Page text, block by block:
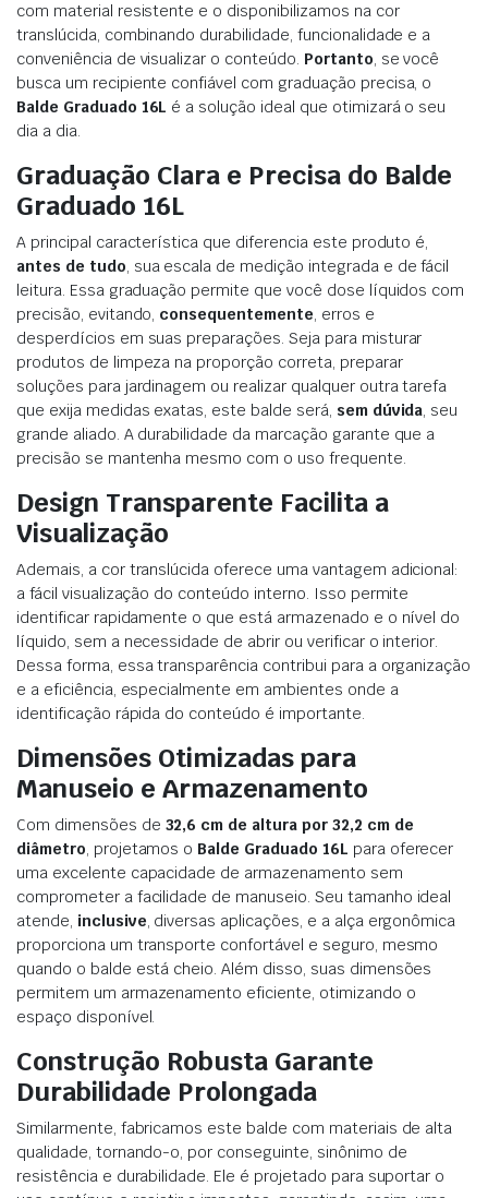
com material resistente e o disponibilizamos na cor
translúcida, combinando durabilidade, funcionalidade e a
conveniência de visualizar o conteúdo. Portanto, se você
busca um recipiente confiável com graduação precisa, o
Balde Graduado 16L é a solução ideal que otimizará o seu
dia a dia.
Graduação Clara e Precisa do Balde
Graduado 16L
A principal característica que diferencia este produto é,
antes de tudo, sua escala de medição integrada e de fácil
leitura. Essa graduação permite que você dose líquidos com
precisão, evitando, consequentemente, erros e
desperdícios em suas preparações. Seja para misturar
produtos de limpeza na proporção correta, preparar
soluções para jardinagem ou realizar qualquer outra tarefa
que exija medidas exatas, este balde será, sem dúvida, seu
grande aliado. A durabilidade da marcação garante que a
precisão se mantenha mesmo com o uso frequente.
Design Transparente Facilita a
Visualização
Ademais, a cor translúcida oferece uma vantagem adicional:
a fácil visualização do conteúdo interno. Isso permite
identificar rapidamente o que está armazenado e o nível do
líquido, sem a necessidade de abrir ou verificar o interior.
Dessa forma, essa transparência contribui para a organização
e a eficiência, especialmente em ambientes onde a
identificação rápida do conteúdo é importante.
Dimensões Otimizadas para
Manuseio e Armazenamento
Com dimensões de 32,6 cm de altura por 32,2 cm de
diâmetro, projetamos o Balde Graduado 16L para oferecer
uma excelente capacidade de armazenamento sem
comprometer a facilidade de manuseio. Seu tamanho ideal
atende, inclusive, diversas aplicações, e a alça ergonômica
proporciona um transporte confortável e seguro, mesmo
quando o balde está cheio. Além disso, suas dimensões
permitem um armazenamento eficiente, otimizando o
espaço disponível.
Construção Robusta Garante
Durabilidade Prolongada
Similarmente, fabricamos este balde com materiais de alta
qualidade, tornando-o, por conseguinte, sinônimo de
resistência e durabilidade. Ele é projetado para suportar o